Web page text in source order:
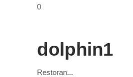
0
dolphin1
Restoran